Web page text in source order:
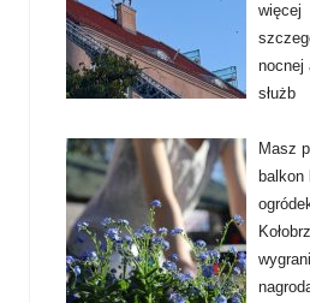
więcej
nocnej
służb
Masz
balkon